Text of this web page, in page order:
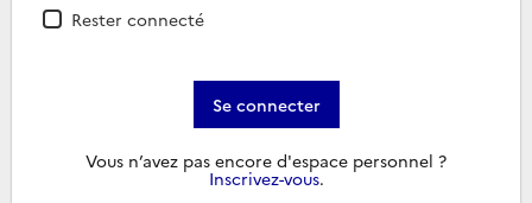
Rester connecté
Se connecter
Vous n’avez pas encore d'espace personnel ?
Inscrivez-vous.